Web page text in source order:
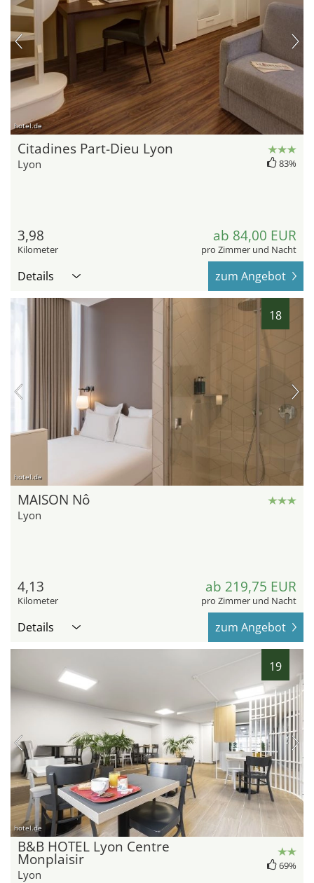
hotel.de
Citadines Part-Dieu Lyon
Lyon 83%
3,98
Kilometer
ab 84,00 EUR
pro Zimmer und Nacht
Details zum Angebot
18
hotel.de
MAISON Nô
Lyon
4,13
Kilometer
ab 219,75 EUR
pro Zimmer und Nacht
Details zum Angebot
19
hotel.de
B&B HOTEL Lyon Centre
Monplaisir
Lyon
69%